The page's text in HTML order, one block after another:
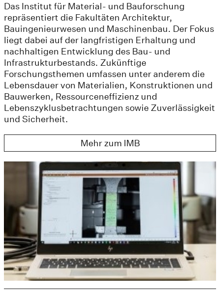
Das Institut für Material- und Bauforschung
repräsentiert die Fakultäten Architektur,
Bauingenieurwesen und Maschinenbau. Der Fokus
liegt dabei auf der langfristigen Erhaltung und
nachhaltigen Entwicklung des Bau- und
Infrastrukturbestands. Zukünftige
Forschungsthemen umfassen unter anderem die
Lebensdauer von Materialien, Konstruktionen und
Bauwerken, Ressourceneffizienz und
Lebenszyklusbetrachtungen sowie Zuverlässigkeit
und Sicherheit.
Mehr zum IMB